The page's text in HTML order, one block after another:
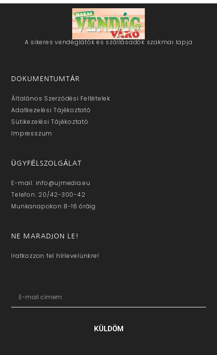
A sikeres vendéglátók és szállásadók szakmai lapja
DOKUMENTUMTÁR
Általános Szerződési Feltételek
Adatkezelési Tájékoztató
Sütikezelési Tájékoztató
Impresszum
ÜGYFÉLSZOLGÁLAT
E-mail: info@ujmedia.eu
Telefon: 20/42-300-42
Munkanapokon 8-16 óráig
NE MARADJON LE!
Iratkozzon fel hírlevelünkre!
KÜLDÖM